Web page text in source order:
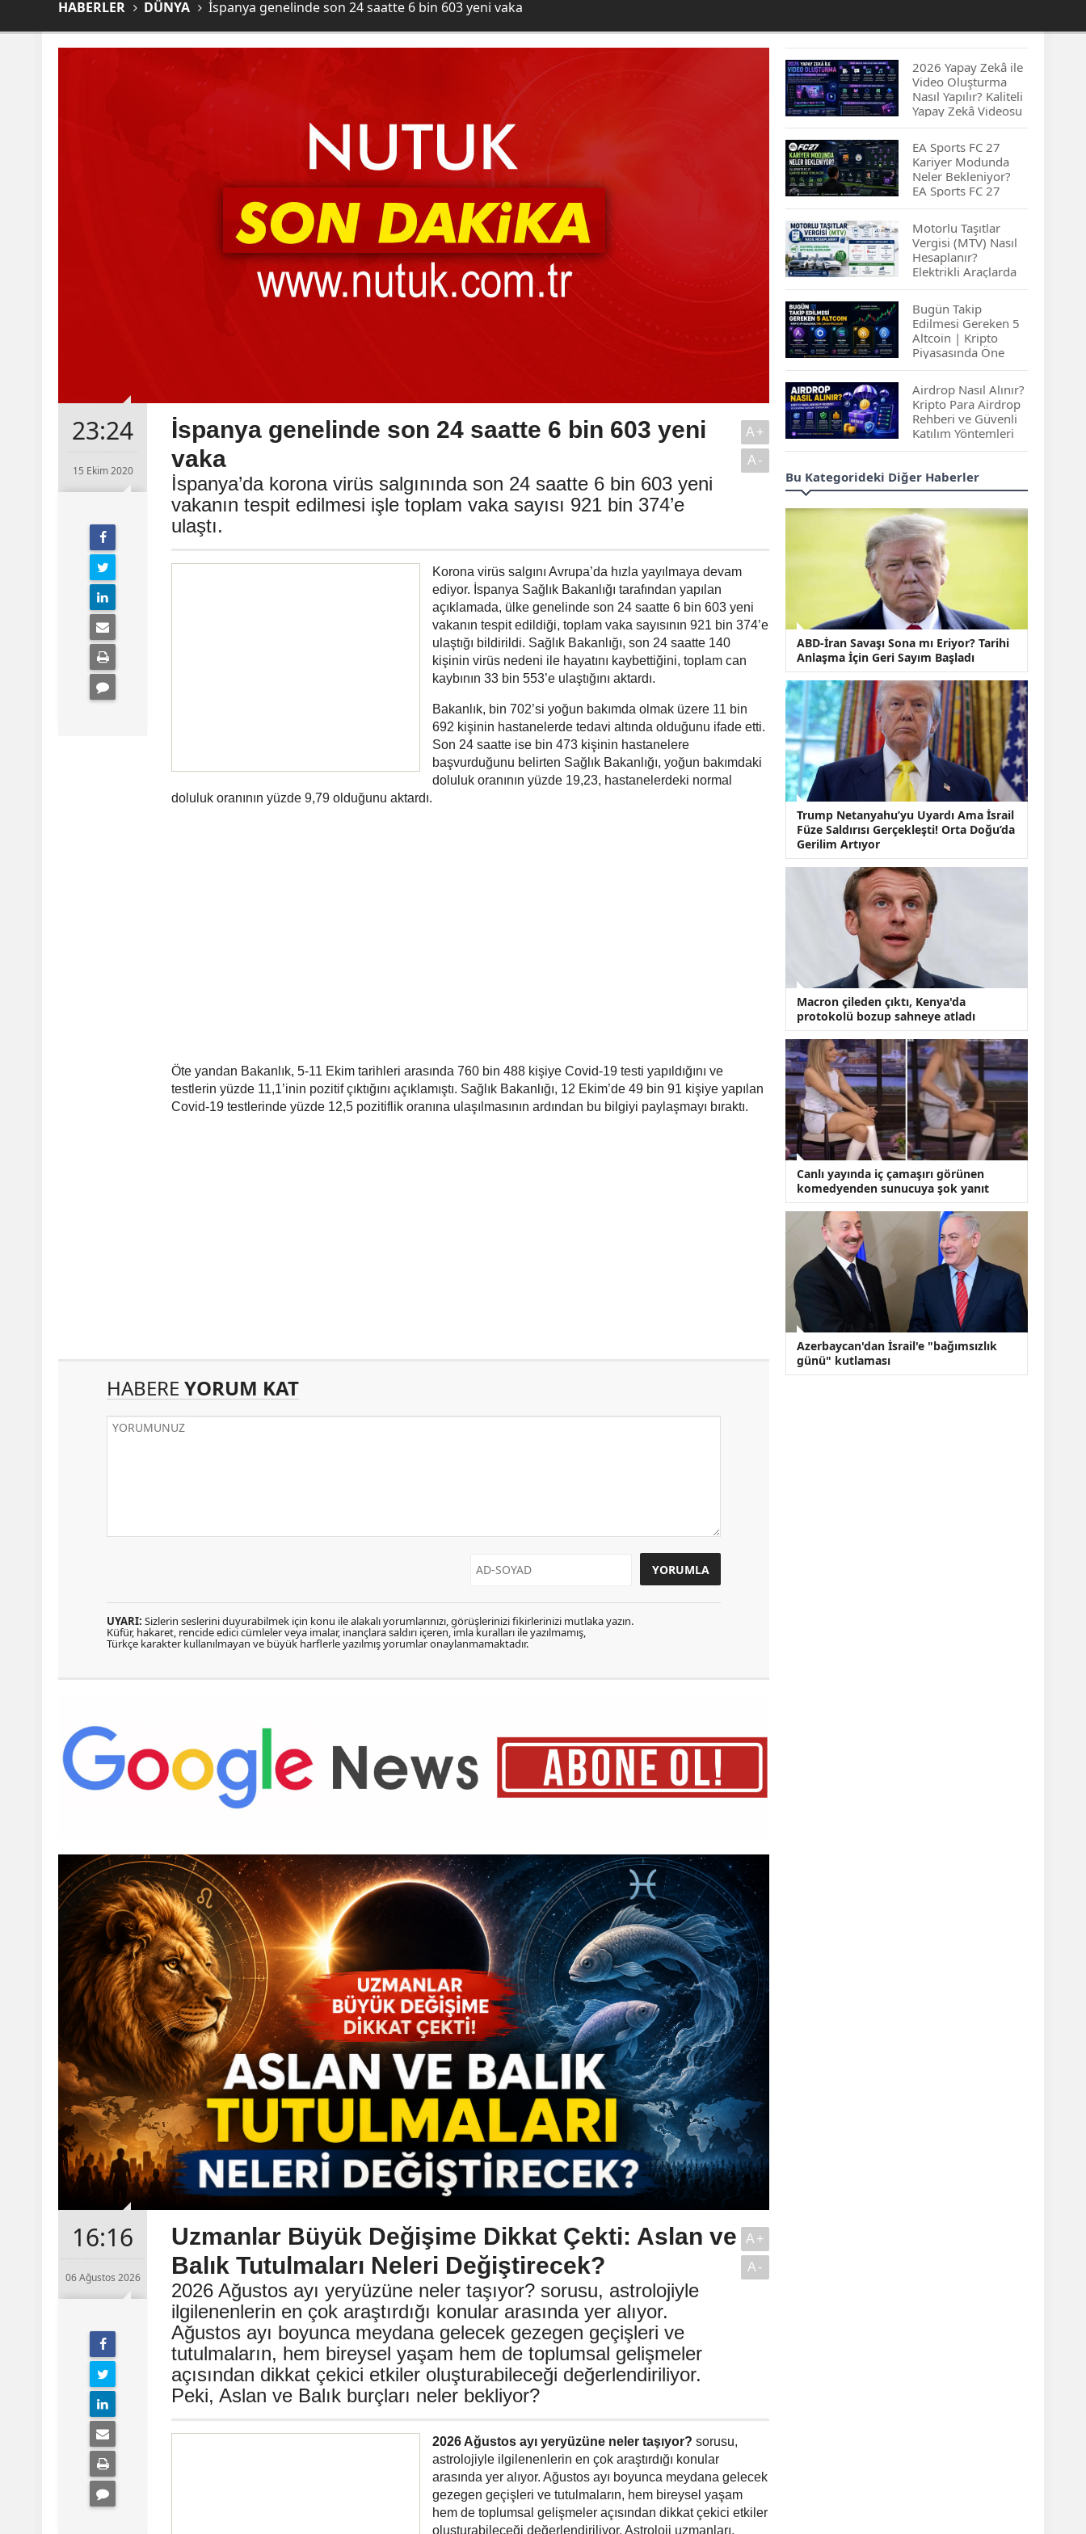
HABERLER DÜNYA İspanya genelinde son 24 saatte 6 bin 603 yeni vaka
23:24
15 Ekim 2020
İspanya genelinde son 24 saatte 6 bin 603 yeni
vaka
İspanya’da korona virüs salgınında son 24 saatte 6 bin 603 yeni
vakanın tespit edilmesi işle toplam vaka sayısı 921 bin 374’e
ulaştı.
A+
A-
Korona virüs salgını Avrupa’da hızla yayılmaya devam
ediyor. İspanya Sağlık Bakanlığı tarafından yapılan
açıklamada, ülke genelinde son 24 saatte 6 bin 603 yeni
vakanın tespit edildiği, toplam vaka sayısının 921 bin 374’e
ulaştığı bildirildi. Sağlık Bakanlığı, son 24 saatte 140
kişinin virüs nedeni ile hayatını kaybettiğini, toplam can
kaybının 33 bin 553’e ulaştığını aktardı.
Bakanlık, bin 702’si yoğun bakımda olmak üzere 11 bin
692 kişinin hastanelerde tedavi altında olduğunu ifade etti.
Son 24 saatte ise bin 473 kişinin hastanelere
başvurduğunu belirten Sağlık Bakanlığı, yoğun bakımdaki
doluluk oranının yüzde 19,23, hastanelerdeki normal
doluluk oranının yüzde 9,79 olduğunu aktardı.
Öte yandan Bakanlık, 5-11 Ekim tarihleri arasında 760 bin 488 kişiye Covid-19 testi yapıldığını ve
testlerin yüzde 11,1’inin pozitif çıktığını açıklamıştı. Sağlık Bakanlığı, 12 Ekim’de 49 bin 91 kişiye yapılan
Covid-19 testlerinde yüzde 12,5 pozitiflik oranına ulaşılmasının ardından bu bilgiyi paylaşmayı bıraktı.
HABERE YORUM KAT
UYARI: Sizlerin seslerini duyurabilmek için konu ile alakalı yorumlarınızı, görüşlerinizi fikirlerinizi mutlaka yazın.
Küfür, hakaret, rencide edici cümleler veya imalar, inançlara saldırı içeren, imla kuralları ile yazılmamış,
Türkçe karakter kullanılmayan ve büyük harflerle yazılmış yorumlar onaylanmamaktadır.
16:16
06 Ağustos 2026
Uzmanlar Büyük Değişime Dikkat Çekti: Aslan ve
Balık Tutulmaları Neleri Değiştirecek?
2026 Ağustos ayı yeryüzüne neler taşıyor? sorusu, astrolojiyle
ilgilenenlerin en çok araştırdığı konular arasında yer alıyor.
Ağustos ayı boyunca meydana gelecek gezegen geçişleri ve
tutulmaların, hem bireysel yaşam hem de toplumsal gelişmeler
açısından dikkat çekici etkiler oluşturabileceği değerlendiriliyor.
Peki, Aslan ve Balık burçları neler bekliyor?
A+
A-
2026 Ağustos ayı yeryüzüne neler taşıyor? sorusu,
astrolojiyle ilgilenenlerin en çok araştırdığı konular
arasında yer alıyor. Ağustos ayı boyunca meydana gelecek
gezegen geçişleri ve tutulmaların, hem bireysel yaşam
hem de toplumsal gelişmeler açısından dikkat çekici etkiler
oluşturabileceği değerlendiriliyor. Astroloji uzmanları,
2026 Yapay Zekâ ile
Video Oluşturma
Nasıl Yapılır? Kaliteli
Yapay Zekâ Videosu
Hazırlamanın
İpuçları...
EA Sports FC 27
Kariyer Modunda
Neler Bekleniyor?
EA Sports FC 27
Kariyer Modu
Yenilikleri…
Motorlu Taşıtlar
Vergisi (MTV) Nasıl
Hesaplanır?
Elektrikli Araçlarda
MTV Nasıl
Hesaplanır? MTV
Borcu Nasıl
Sorgulanır?
Bugün Takip
Edilmesi Gereken 5
Altcoin | Kripto
Piyasasında Öne
Çıkan Projeler
Airdrop Nasıl Alınır?
Kripto Para Airdrop
Rehberi ve Güvenli
Katılım Yöntemleri
Spot ve Vadeli İşlem
Arasındaki Farklar |
İçin Daha Uygun?
ABD-İran Anlaşması
Sonrası Altın Rekora
Koştu, Petrol
Fiyatları Sert Düştü
Temmuz 2026 Maaş
Zammı Netleşiyor!
Memur, Emekli ve
Sosyal Yardımlarda
Yeni Oranlar
KOSGEB’den
KOBİ’lere Dev
Finansman Hamlesi:
36 Ay Vadeli 30
Milyon TL Destek
Emekli Maaşlarında
Temmuz Hesabı:
Zam Oranı ve Taban
Aylık İçin Yeni
Bu Kategorideki Diğer Haberler
ABD-İran Savaşı Sona mı Eriyor? Tarihi
Anlaşma İçin Geri Sayım Başladı
Trump Netanyahu’yu Uyardı Ama İsrail
Füze Saldırısı Gerçekleşti! Orta Doğu’da
Gerilim Artıyor
Macron çileden çıktı, Kenya'da
protokolü bozup sahneye atladı
Canlı yayında iç çamaşırı görünen
komedyenden sunucuya şok yanıt
Azerbaycan'dan İsrail'e "bağımsızlık
günü" kutlaması